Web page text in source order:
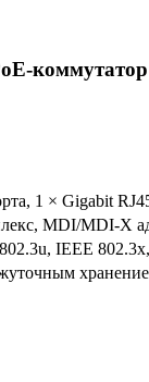
коммутатор
1 × Gigabit
MDI/MDI-X
IEEE